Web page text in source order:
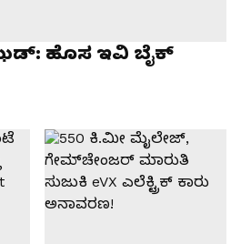
ಹೊಸ ಇವಿ ಬೈಕ್